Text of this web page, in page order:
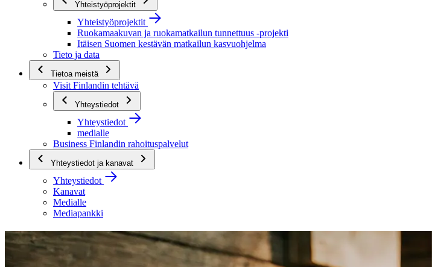
Yhteistyöprojektit
Yhteistyöprojektit
Ruokamaakuvan ja ruokamatkailun tunnettuus -projekti
Itäisen Suomen kestävän matkailun kasvuohjelma
Tieto ja data
Tietoa meistä
Visit Finlandin tehtävä
Yhteystiedot
Yhteystiedot
medialle
Business Finlandin rahoituspalvelut
Yhteystiedot ja kanavat
Yhteystiedot
Kanavat
Medialle
Mediapankki